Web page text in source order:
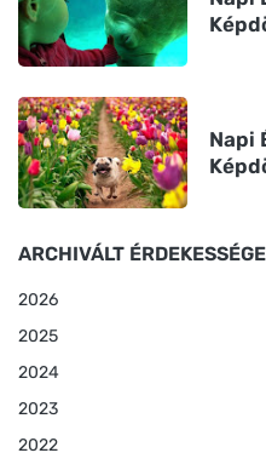
Napi
ARCHIVÁLT
2026
2025
2024
2023
2022